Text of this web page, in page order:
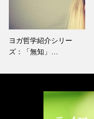
ヨガ哲学紹介シリー
ズ：「無知」…